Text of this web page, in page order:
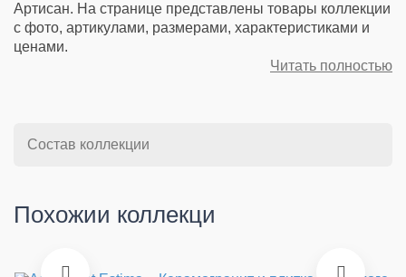
Артисан. На странице представлены товары коллекции
с фото, артикулами, размерами, характеристиками и
ценами.
Читать полностью
Состав коллекции
Похожии коллекци